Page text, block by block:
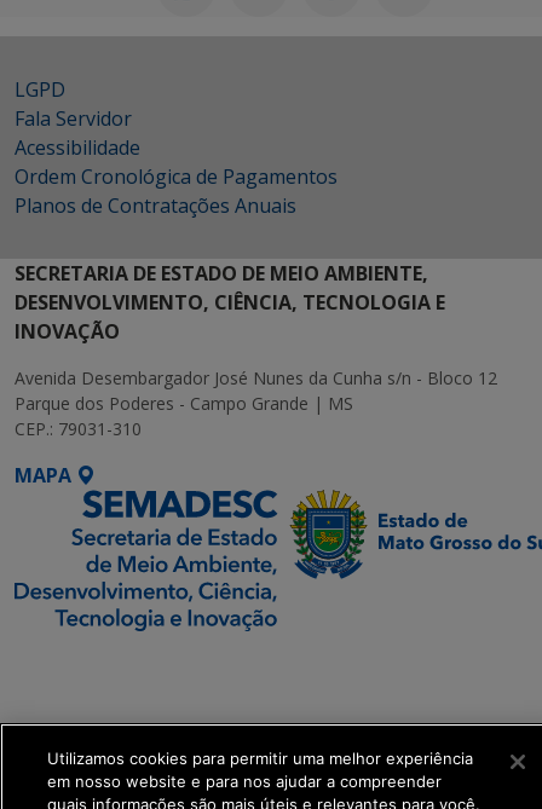
LGPD
Fala Servidor
Acessibilidade
Ordem Cronológica de Pagamentos
Planos de Contratações Anuais
SECRETARIA DE ESTADO DE MEIO AMBIENTE,
DESENVOLVIMENTO, CIÊNCIA, TECNOLOGIA E
INOVAÇÃO
Avenida Desembargador José Nunes da Cunha s/n - Bloco 12
Parque dos Poderes - Campo Grande | MS
CEP.: 79031-310
MAPA
Transformação Digital
get_footer();
Utilizamos cookies para permitir uma melhor experiência
em nosso website e para nos ajudar a compreender
quais informações são mais úteis e relevantes para você.